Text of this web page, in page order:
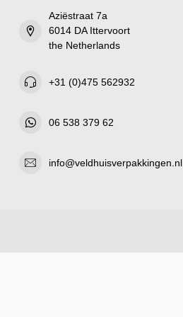
Aziëstraat 7a
6014 DA Ittervoort
the Netherlands
+31 (0)475 562932
06 538 379 62
info@veldhuisverpakkingen.nl